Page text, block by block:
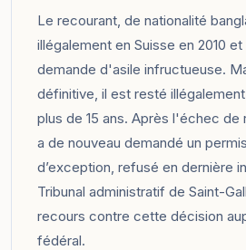
Le recourant, de nationalité
illégalement en Suisse en 2010
demande d'asile infructueuse.
définitive, il est resté
plus de 15 ans. Après l'échec de
a de nouveau demandé un
d’exception, refusé en dernière
Tribunal administratif de Saint-
recours contre cette décision
fédéral.